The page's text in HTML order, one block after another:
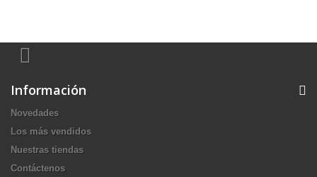
Información
Novedades
Los más vendidos
Nuestras tiendas
Contáctenos